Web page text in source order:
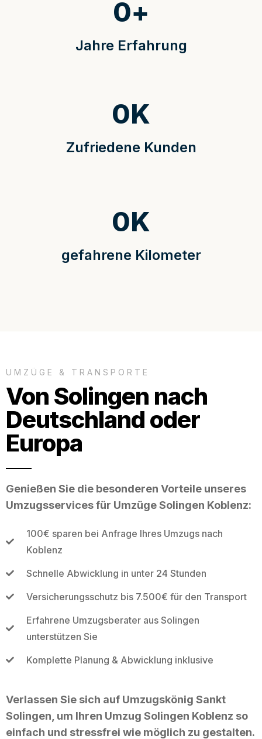
Jahre Erfahrung
0+
Zufriedene Kunden
0K
gefahrene Kilometer
0K
UMZÜGE & TRANSPORTE
Von Solingen nach
Deutschland oder
Europa
Genießen Sie die besonderen Vorteile unseres
Umzugsservices für Umzüge Solingen Koblenz:
100€ sparen bei Anfrage Ihres Umzugs nach
Koblenz
Schnelle Abwicklung in unter 24 Stunden
Versicherungsschutz bis 7.500€ für den Transport
Erfahrene Umzugsberater aus Solingen
unterstützen Sie
Komplette Planung & Abwicklung inklusive
Verlassen Sie sich auf Umzugskönig Sankt
Solingen, um Ihren Umzug Solingen Koblenz so
einfach und stressfrei wie möglich zu gestalten.